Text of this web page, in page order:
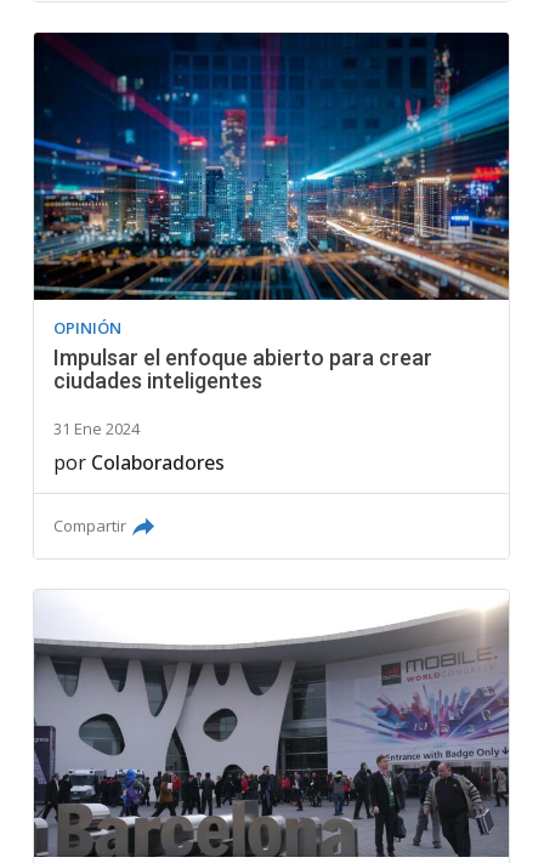
OPINIÓN
Impulsar el enfoque abierto para crear
ciudades inteligentes
31 Ene 2024
por Colaboradores
Compartir